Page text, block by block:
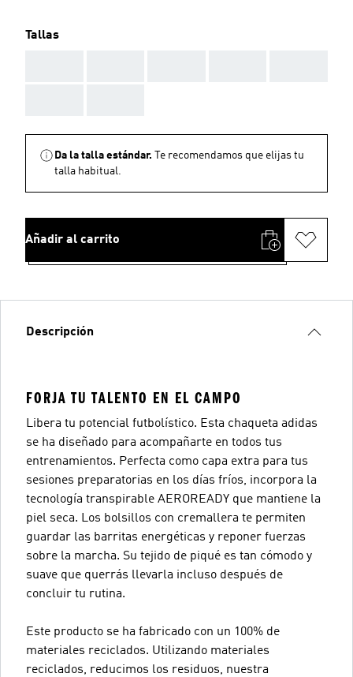
Tallas
Da la talla estándar.
Te recomendamos que elijas tu
talla habitual.
Añadir al carrito
Descripción
FORJA TU TALENTO EN EL CAMPO
Libera tu potencial futbolístico. Esta chaqueta adidas
se ha diseñado para acompañarte en todos tus
entrenamientos. Perfecta como capa extra para tus
sesiones preparatorias en los días fríos, incorpora la
tecnología transpirable AEROREADY que mantiene la
piel seca. Los bolsillos con cremallera te permiten
guardar las barritas energéticas y reponer fuerzas
sobre la marcha. Su tejido de piqué es tan cómodo y
suave que querrás llevarla incluso después de
concluir tu rutina.
Este producto se ha fabricado con un 100% de
materiales reciclados. Utilizando materiales
reciclados, reducimos los residuos, nuestra